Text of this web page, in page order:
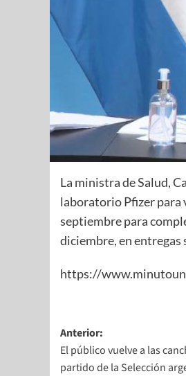
La ministra de Salud,
laboratorio Pfizer para
septiembre para
diciembre, en entregas
https://
Anterior:
El público vuelve a las
partido de la Selección